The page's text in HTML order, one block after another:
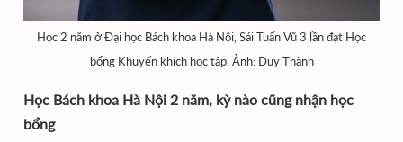
Học 2 năm ở Đại học Bách khoa Hà Nội, Sái Tuấn Vũ 3 lần đạt Học
bổng Khuyến khích học tập. Ảnh: Duy Thành
Học Bách khoa Hà Nội 2 năm, kỳ nào cũng nhận học
bổng